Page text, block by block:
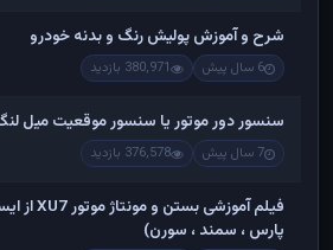
شرح و آموزش پولیش رنگ و بدنه خودرو
6 سال پیش 380,971 بازدید
سنسور دور موتور یا سنسور موقعیت میل
7 سال پیش 376,578 بازدید
پارس ، سمند ، سورن)